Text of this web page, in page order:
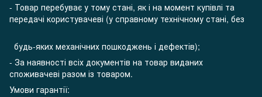
- Товар перебуває у тому стані, як і на момент купівлі та
передачі користувачеві (у справному технічному стані, без
будь-яких механічних пошкоджень і дефектів);
- За наявності всіх документів на товар виданих
споживачеві разом із товаром.
Умови гарантії: